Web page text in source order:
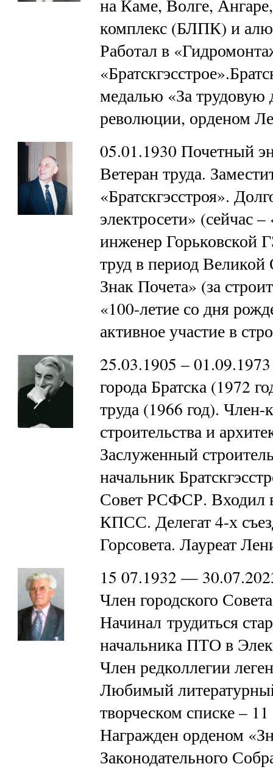
на Каме, Волге,
комплекс (БЛПК) и
Работал в
медалью «За трудовую
революции, орденом
05.01.1930 Почетный
Ветеран труда.
«Братскгэсстроя».
электросети» (сейчас
инженер Горьковской
труд в период
Знак Почета» (за
«100-летие со дня
активное участие в
25.03.1905 –
города Братска (1972
труда (1966 год).
строительства и
Заслуженный
начальник
Совет РСФСР. Входил
КПСС. Делегат 4-х
Горсовета. Лауреат
15 07.1932 —
Член городского
Начинал трудиться
начальника ПТО в
Член редколлегии
Любимый
творческом списке –
Награжден орденом
Законодательного